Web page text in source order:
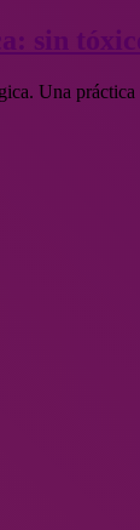
sin
Una